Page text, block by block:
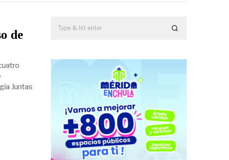
de
Juntas